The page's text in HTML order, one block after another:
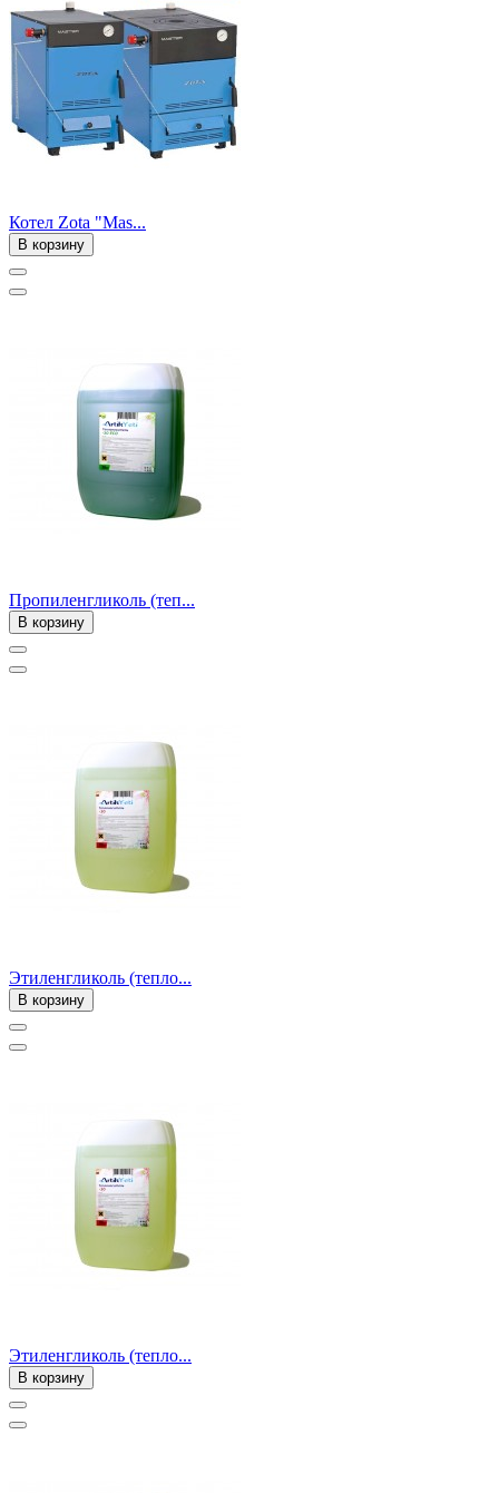
Котел Zota "Mas...
В корзину
Пропиленгликоль (теп...
В корзину
Этиленгликоль (тепло...
В корзину
Этиленгликоль (тепло...
В корзину